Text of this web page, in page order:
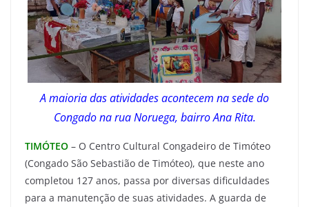
A maioria das atividades acontecem na sede do
Congado na rua Noruega, bairro Ana Rita.
TIMÓTEO – O Centro Cultural Congadeiro de Timóteo
(Congado São Sebastião de Timóteo), que neste ano
completou 127 anos, passa por diversas dificuldades
para a manutenção de suas atividades. A guarda de